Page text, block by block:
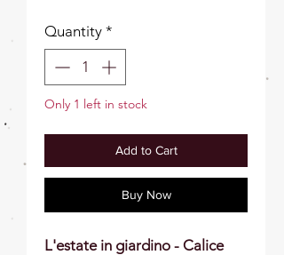
Quantity *
Only 1 left in stock
Add to Cart
Buy Now
L'estate in giardino - Calice